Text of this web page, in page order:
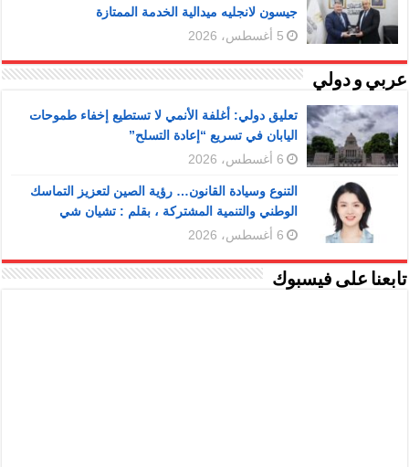
جيسون لانجليه ميدالية الخدمة الممتازة
5 أغسطس، 2026
عربي و دولي
تعليق دولي: أغلفة الأنمي لا تستطيع إخفاء طموحات
اليابان في تسريع “إعادة التسلح”
6 أغسطس، 2026
التنوع وسيادة القانون… رؤية الصين لتعزيز التماسك
الوطني والتنمية المشتركة ، بقلم : تشيان شي
6 أغسطس، 2026
تابعنا على فيسبوك